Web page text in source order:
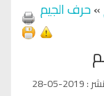
»حرف الجيم
:
2019-05-28